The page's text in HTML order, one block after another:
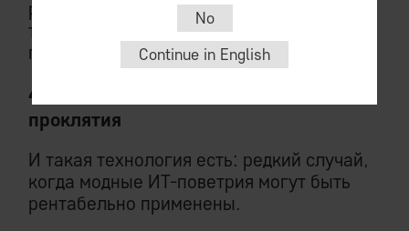
распоряжении «более лучшую»
технологию организации
производственной цепочки.
4. IEM: избавление от векового
проклятия
И такая технология есть: редкий случай,
когда модные ИТ-поветрия могут быть
рентабельно применены.
No
Continue in English